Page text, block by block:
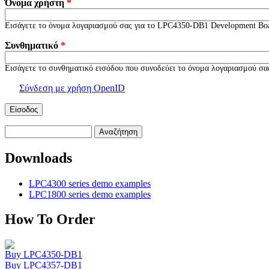
Όνομα χρήστη *
Εισάγετε το όνομα λογαριασμού σας για το LPC4350-DB1 Development
Συνθηματικό *
Εισάγετε το συνθηματικό εισόδου που συνοδεύει το όνομα λογαριασμού
Σύνδεση με χρήση OpenID
Downloads
LPC4300 series demo examples
LPC1800 series demo examples
How To Order
Buy LPC4350-DB1
Buy LPC4357-DB1